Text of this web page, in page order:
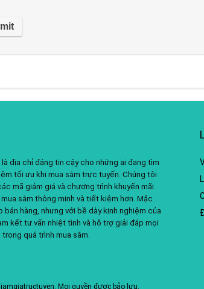
địa chỉ đáng tin cậy cho những ai đang tìm
tối ưu khi mua sắm trực tuyến. Chúng tôi
mã giảm giá và chương trình khuyến mãi
sắm thông minh và tiết kiệm hơn. Mặc
hàng, nhưng với bề dày kinh nghiệm của
kết tư vấn nhiệt tình và hỗ trợ giải đáp mọi
quá trình mua sắm.
Mọi quyền được bảo lưu.